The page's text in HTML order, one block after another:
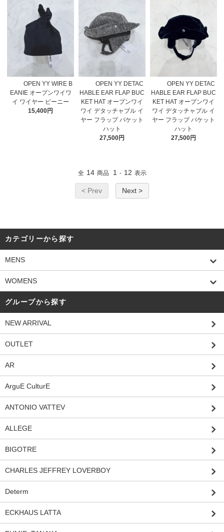
OPEN YY WIRE B
EANIE オープンワイワ
イ ワイヤー ビーニー
15,400円
OPEN YY DETAC
HABLE EAR FLAP BUC
KET HAT オープンワイ
ワイ デタッチャブル イ
ヤー フラップ バケット
ハット
27,500円
OPEN YY DETAC
HABLE EAR FLAP BUC
KET HAT オープンワイ
ワイ デタッチャブル イ
ヤー フラップ バケット
ハット
27,500円
全 14 商品 1 - 12 表示
< Prev Next >
カテゴリーから探す
MENS
WOMENS
グループから探す
NEW ARRIVAL
OUTLET
AR
ArguE CulturE
ANTONIO VATTEV
ALLEGE
BIGOTRE
CHARLES JEFFREY LOVERBOY
Determ
ECKHAUS LATTA